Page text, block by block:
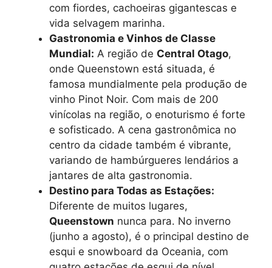
com fiordes, cachoeiras gigantescas e
vida selvagem marinha.
Gastronomia e Vinhos de Classe
Mundial: A região de Central Otago,
onde Queenstown está situada, é
famosa mundialmente pela produção de
vinho Pinot Noir. Com mais de 200
vinícolas na região, o enoturismo é forte
e sofisticado. A cena gastronômica no
centro da cidade também é vibrante,
variando de hambúrgueres lendários a
jantares de alta gastronomia.
Destino para Todas as Estações:
Diferente de muitos lugares,
Queenstown nunca para. No inverno
(junho a agosto), é o principal destino de
esqui e snowboard da Oceania, com